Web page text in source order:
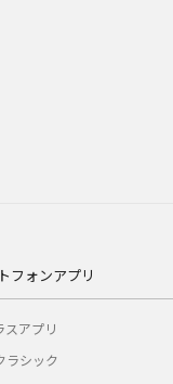
フォンアプリ
スアプリ
ラシック